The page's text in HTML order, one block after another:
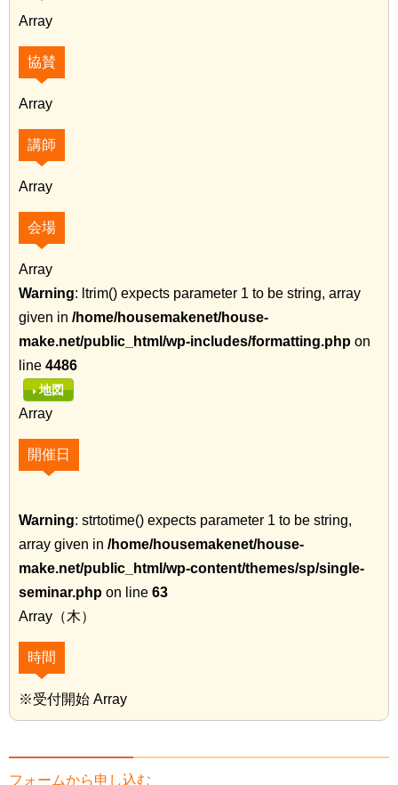
Array
協賛
Array
講師
Array
会場
Array
Warning: ltrim() expects parameter 1 to be string, array
given in /home/housemakenet/house-
make.net/public_html/wp-includes/formatting.php on
line 4486
地図
Array
開催日
Warning: strtotime() expects parameter 1 to be string,
array given in /home/housemakenet/house-
make.net/public_html/wp-content/themes/sp/single-
seminar.php on line 63
Array（木）
時間
※受付開始 Array
フォームから申し込む